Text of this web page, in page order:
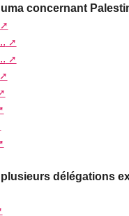
concernant
plusieurs délégations